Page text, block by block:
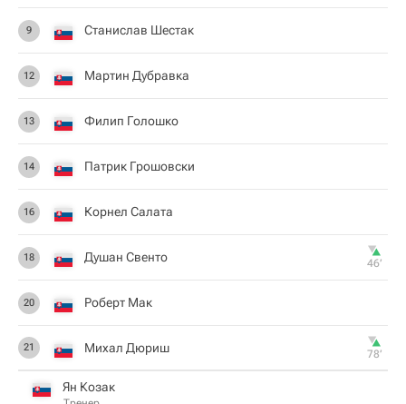
9 Станислав Шестак
12 Мартин Дубравка
13 Филип Голошко
14 Патрик Грошовски
16 Корнел Салата
18 Душан Свенто 46‎’‎
20 Роберт Мак
21 Михал Дюриш 78‎’‎
Ян Козак